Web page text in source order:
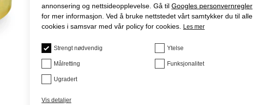
annonsering og nettsideopplevelse. Gå til Googles personvernregler
for mer informasjon. Ved å bruke nettstedet vårt samtykker du til alle
cookies i samsvar med vår policy for cookies.
Les mer
Strengt nødvendig Ytelse
Målretting Funksjonalitet
Ugradert
Vis detaljer